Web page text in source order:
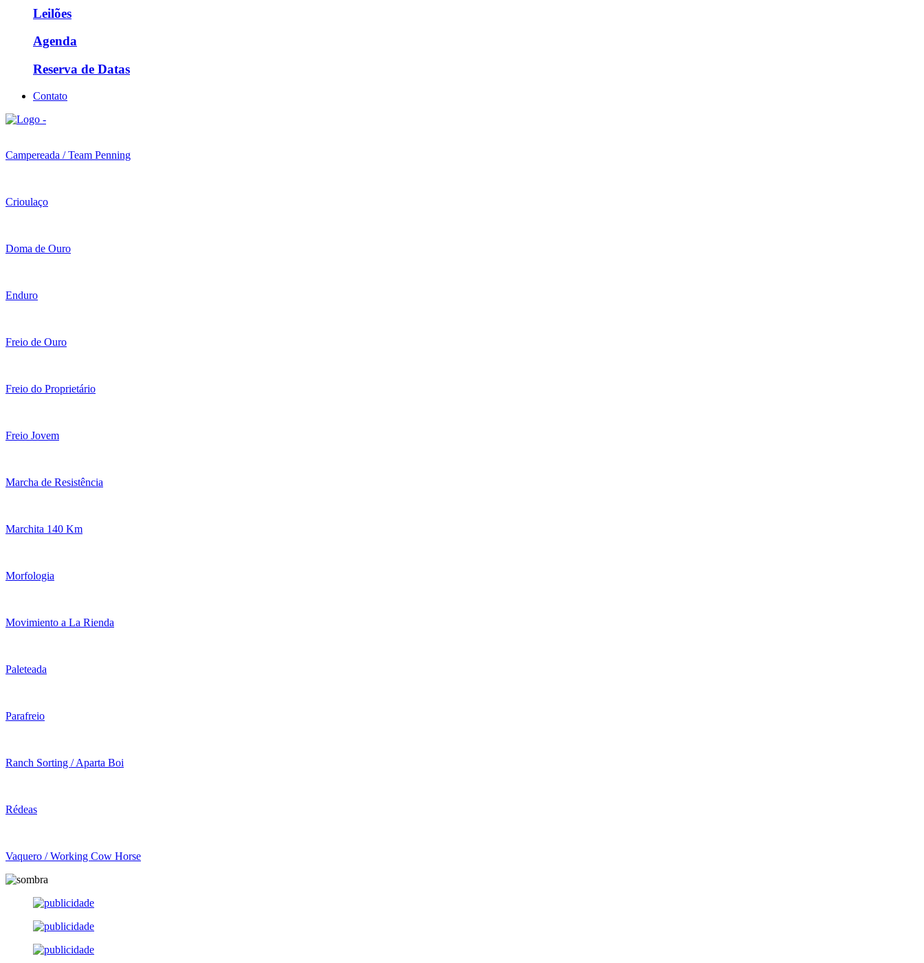
Leilões
Agenda
Reserva de Datas
Contato
Campereada / Team Penning
Crioulaço
Doma de Ouro
Enduro
Freio de Ouro
Freio do Proprietário
Freio Jovem
Marcha de Resistência
Marchita 140 Km
Morfologia
Movimiento a La Rienda
Paleteada
Parafreio
Ranch Sorting / Aparta Boi
Rédeas
Vaquero / Working Cow Horse